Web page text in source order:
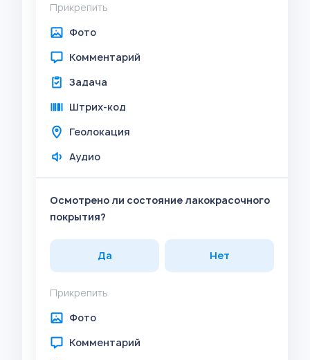
Прикрепить
Фото
Комментарий
Задача
Штрих-код
Геолокация
Аудио
Осмотрено ли состояние лакокрасочного
покрытия?
Да Нет
Прикрепить
Фото
Комментарий